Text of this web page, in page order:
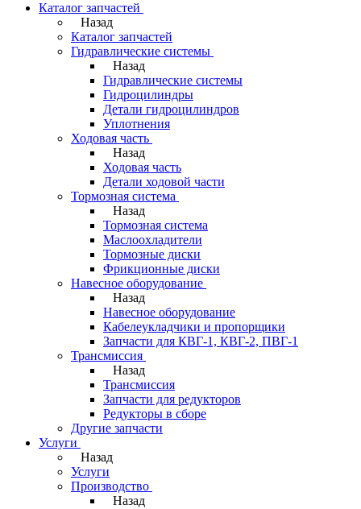
Каталог запчастей
Назад
Каталог запчастей
Гидравлические системы
Назад
Гидравлические системы
Гидроцилиндры
Детали гидроцилиндров
Уплотнения
Ходовая часть
Назад
Ходовая часть
Детали ходовой части
Тормозная система
Назад
Тормозная система
Маслоохладители
Тормозные диски
Фрикционные диски
Навесное оборудование
Назад
Навесное оборудование
Кабелеукладчики и пропорщики
Запчасти для КВГ-1, КВГ-2, ПВГ-1
Трансмиссия
Назад
Трансмиссия
Запчасти для редукторов
Редукторы в сборе
Другие запчасти
Услуги
Назад
Услуги
Производство
Назад